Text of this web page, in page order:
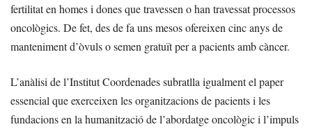
fertilitat en homes i dones que travessen o han travessat processos
oncològics. De fet, des de fa uns mesos ofereixen cinc anys de
manteniment d’òvuls o semen gratuït per a pacients amb càncer.
L’anàlisi de l’Institut Coordenades subratlla igualment el paper
essencial que exerceixen les organitzacions de pacients i les
fundacions en la humanització de l’abordatge oncològic i l’impuls